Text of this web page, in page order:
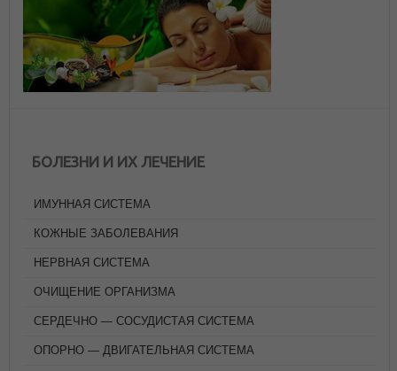
БОЛЕЗНИ И ИХ ЛЕЧЕНИЕ
ИМУННАЯ СИСТЕМА
КОЖНЫЕ ЗАБОЛЕВАНИЯ
НЕРВНАЯ СИСТЕМА
ОЧИЩЕНИЕ ОРГАНИЗМА
СЕРДЕЧНО — СОСУДИСТАЯ СИСТЕМА
ОПОРНО — ДВИГАТЕЛЬНАЯ СИСТЕМА